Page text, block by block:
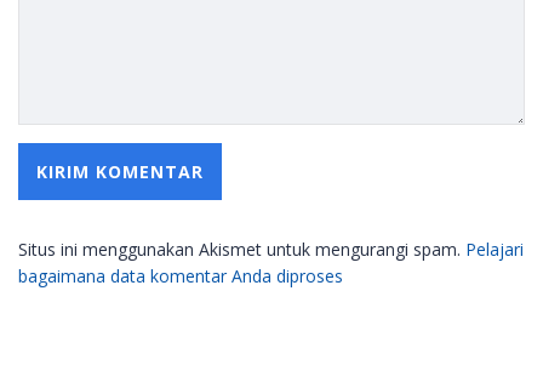
Situs ini menggunakan Akismet untuk mengurangi spam. Pelajari
bagaimana data komentar Anda diproses